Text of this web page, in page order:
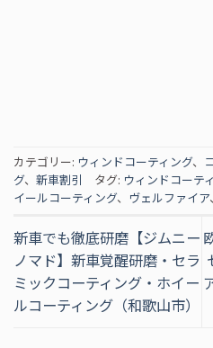
カテゴリー: ウィンドコーティング、
グ、 新車割引 タグ: ウィンドコーテ
イールコーティング、 ヴェルファイア、
新車でも徹底研磨【ジムニー
ノマド】新車覚醒研磨・セラ
ミックコーティング・ホイー
ルコーティング（和歌山市）